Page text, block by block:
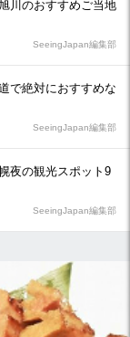
川のおすすめご当地
SeeingJapan編集部
で絶対におすすめな
SeeingJapan編集部
夜の観光スポット9
SeeingJapan編集部